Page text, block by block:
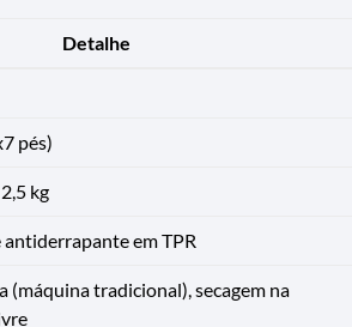
Detalhe
pés)
kg
em TPR
(máquina tradicional), secagem na